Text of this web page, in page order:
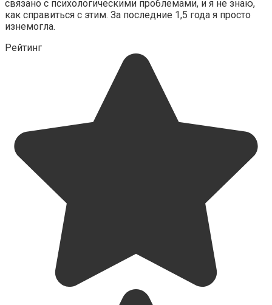
связано с психологическими проблемами, и я не знаю,
как справиться с этим. За последние 1,5 года я просто
изнемогла.
Рейтинг